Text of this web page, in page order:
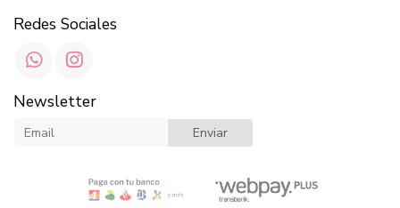
Redes Sociales
Newsletter
Enviar